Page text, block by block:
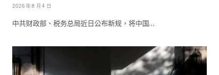
2026 年 8 月 4 日
中共财政部、税务总局近日公布新规，将中国…